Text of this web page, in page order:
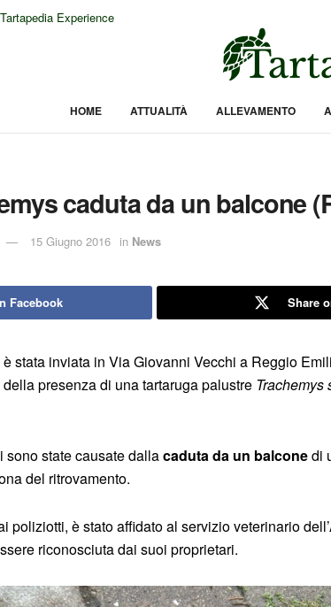
Tartapedia Experience
HOME ATTUALITÀ ALLEVAMENTO
caduta da un balcone
15 Giugno 2016 in News
Facebook Share
stata inviata in Via Giovanni Vecchi a Reggio
presenza di una tartaruga palustre Trachemys
state causate dallacaduta da un balconedi
del ritrovamento.
poliziotti, è stato affidato al servizio veterinario
riconosciuta dai suoi proprietari.